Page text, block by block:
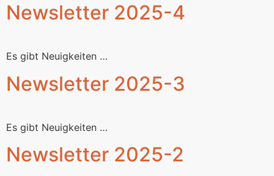
Newsletter 2025-4
Es gibt Neuigkeiten …
Newsletter 2025-3
Es gibt Neuigkeiten …
Newsletter 2025-2